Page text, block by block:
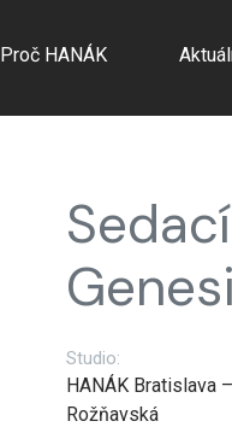
Proč HANÁK
Studio:
HANÁK Bratislava –
Rožňavská